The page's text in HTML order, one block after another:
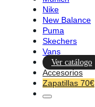
Nike
New Balance
Puma
Skechers
Vans
Ver catálogo
Accesorios
Zapatillas 70€